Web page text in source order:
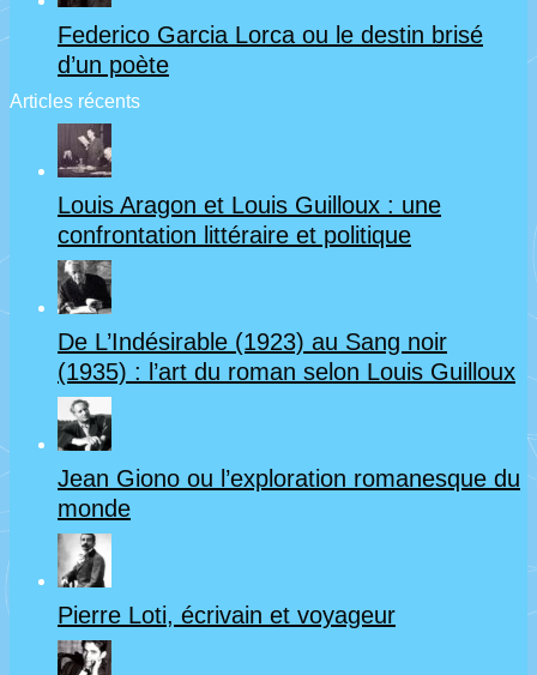
Federico Garcia Lorca ou le destin brisé
d’un poète
Articles récents
Louis Aragon et Louis Guilloux : une
confrontation littéraire et politique
De L’Indésirable (1923) au Sang noir
(1935) : l’art du roman selon Louis Guilloux
Jean Giono ou l’exploration romanesque du
monde
Pierre Loti, écrivain et voyageur